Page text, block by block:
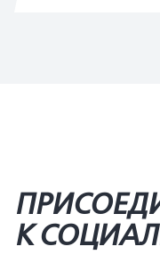
К